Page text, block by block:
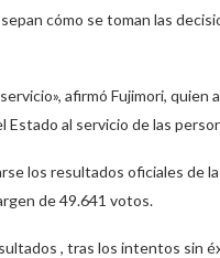
cómo se toman las
afirmó Fujimori, quien
al servicio de las
los resultados oficiales de
de 49.641 votos.
, tras los intentos sin